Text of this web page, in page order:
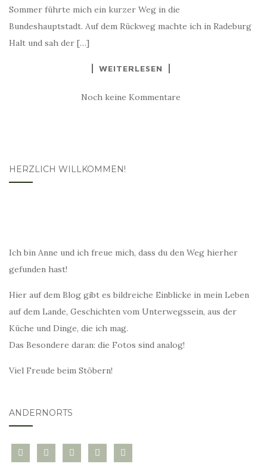
Sommer führte mich ein kurzer Weg in die
Bundeshauptstadt. Auf dem Rückweg machte ich in Radeburg
Halt und sah der […]
WEITERLESEN
Noch keine Kommentare
HERZLICH WILLKOMMEN!
Ich bin Anne und ich freue mich, dass du den Weg hierher
gefunden hast!
Hier auf dem Blog gibt es bildreiche Einblicke in mein Leben
auf dem Lande, Geschichten vom Unterwegssein, aus der
Küche und Dinge, die ich mag.
Das Besondere daran: die Fotos sind analog!
Viel Freude beim Stöbern!
ANDERNORTS
bloglovininstagramtwitter pinterest
mail